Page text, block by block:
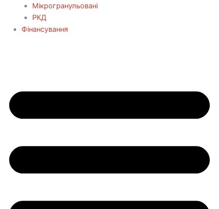
Мікрогранульовані
РКД
Фінансування